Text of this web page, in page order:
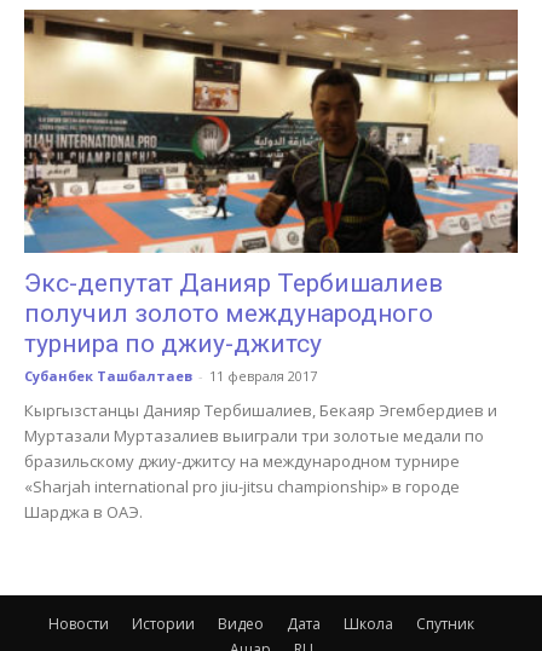
Экс-депутат Данияр Тербишалиев
получил золото международного
турнира по джиу-джитсу
Субанбек Ташбалтаев - 11 февраля 2017
Кыргызстанцы Данияр Тербишалиев, Бекаяр Эгембердиев и
Муртазали Муртазалиев выиграли три золотые медали по
бразильскому джиу-джитсу на международном турнире
«Sharjah international pro jiu-jitsu championship» в городе
Шарджа в ОАЭ.
Новости Истории Видео Дата Школа
Спутник